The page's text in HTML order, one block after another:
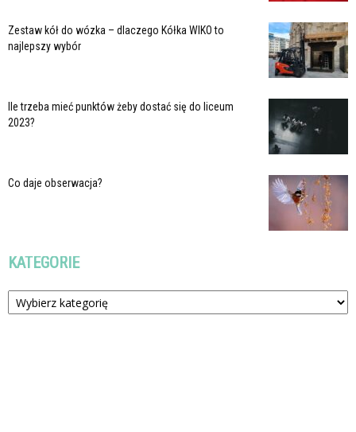
Zestaw kół do wózka – dlaczego Kółka WIKO to
najlepszy wybór
Ile trzeba mieć punktów żeby dostać się do liceum
2023?
Co daje obserwacja?
KATEGORIE
Kategorie